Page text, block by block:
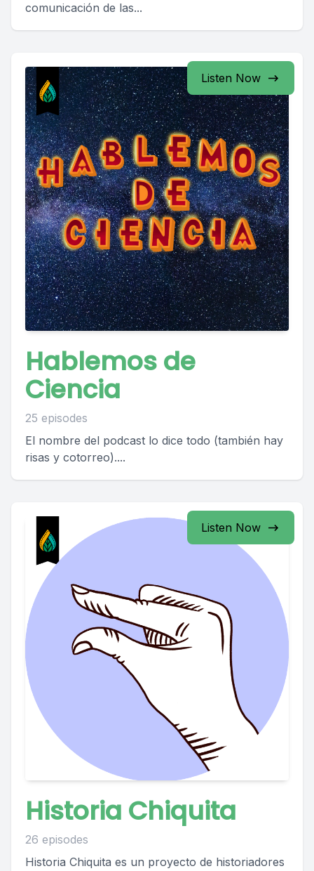
comunicación de las...
Listen Now
Hablemos de
Ciencia
25 episodes
El nombre del podcast lo dice todo (también hay
risas y cotorreo)....
Listen Now
Historia Chiquita
26 episodes
Historia Chiquita es un proyecto de historiadores